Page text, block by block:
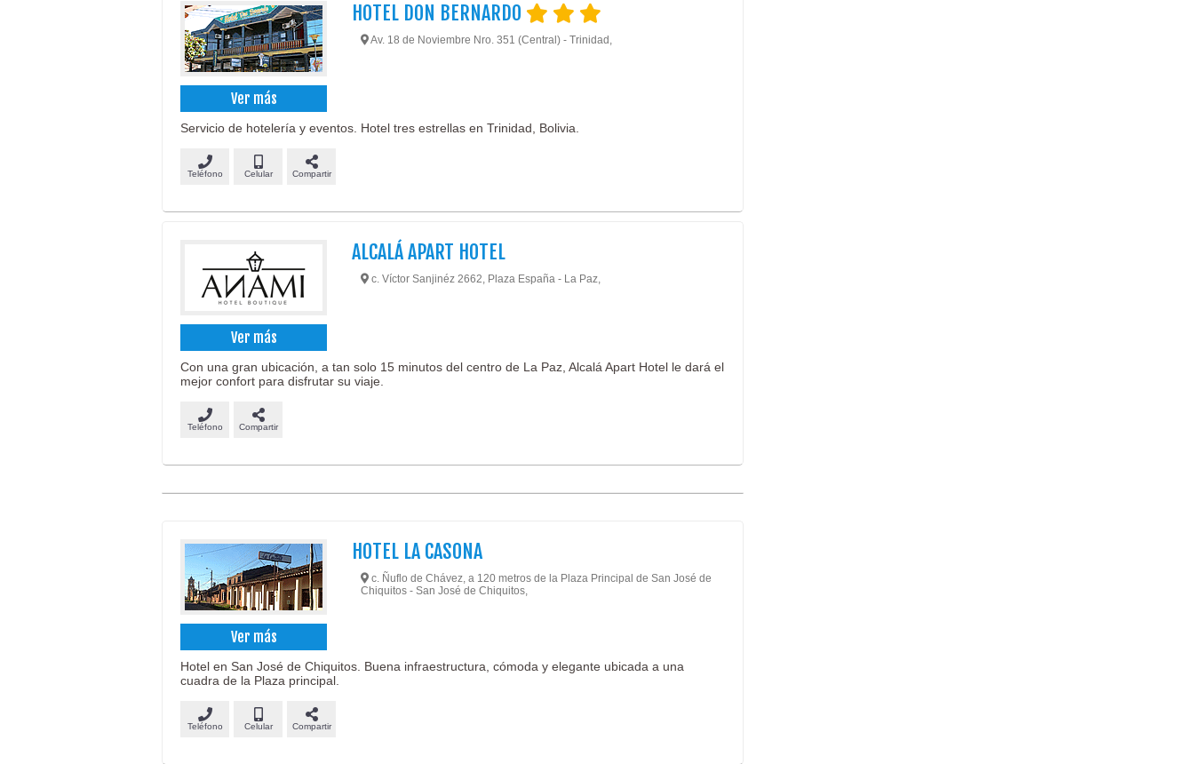
Ver más
HOTEL DON BERNARDO
Av. 18 de Noviembre Nro. 351 (Central) - Trinidad,
Servicio de hotelería y eventos. Hotel tres estrellas en Trinidad, Bolivia.
Teléfono Celular Compartir
Ver más
ALCALÁ APART HOTEL
c. Víctor Sanjinéz 2662, Plaza España - La Paz,
Con una gran ubicación, a tan solo 15 minutos del centro de La Paz, Alcalá Apart Hotel le dará el
mejor confort para disfrutar su viaje.
Teléfono Compartir
Ver más
HOTEL LA CASONA
c. Ñuflo de Chávez, a 120 metros de la Plaza Principal de San José de
Chiquitos - San José de Chiquitos,
Hotel en San José de Chiquitos. Buena infraestructura, cómoda y elegante ubicada a una
cuadra de la Plaza principal.
Teléfono Celular Compartir